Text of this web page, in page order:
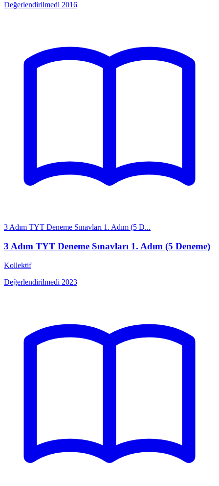
Değerlendirilmedi 2016
3 Adım TYT Deneme Sınavları 1. Adım (5 D...
3 Adım TYT Deneme Sınavları 1. Adım (5 Deneme)
Kollektif
Değerlendirilmedi 2023